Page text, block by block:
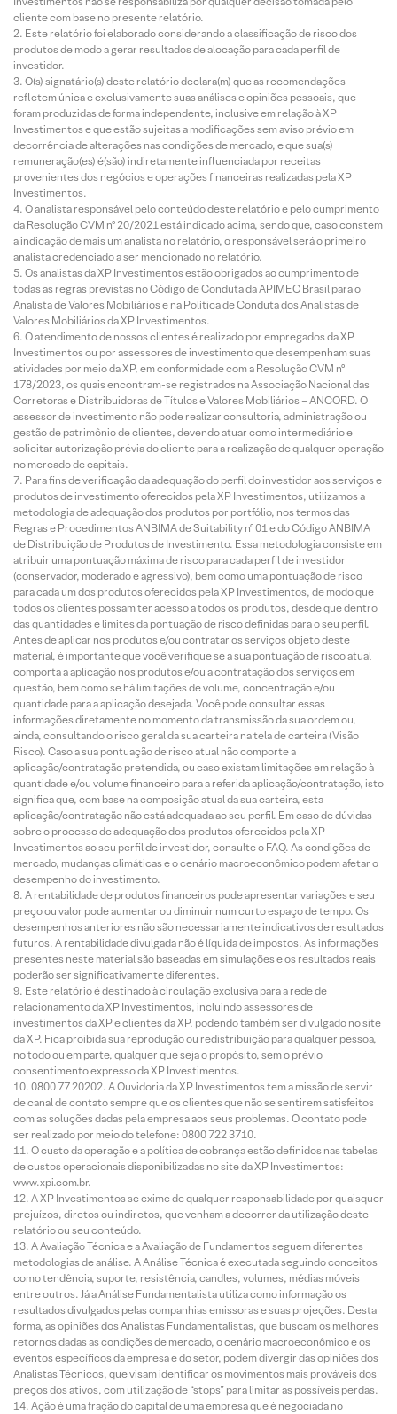
cliente com base no presente relatório.
Este relatório foi elaborado considerando a classificação de risco dos
produtos de modo a gerar resultados de alocação para cada perfil de
investidor.
O(s) signatário(s) deste relatório declara(m) que as recomendações
refletem única e exclusivamente suas análises e opiniões pessoais, que
foram produzidas de forma independente, inclusive em relação à XP
Investimentos e que estão sujeitas a modificações sem aviso prévio em
decorrência de alterações nas condições de mercado, e que sua(s)
remuneração(es) é(são) indiretamente influenciada por receitas
provenientes dos negócios e operações financeiras realizadas pela XP
Investimentos.
O analista responsável pelo conteúdo deste relatório e pelo cumprimento
da Resolução CVM nº 20/2021 está indicado acima, sendo que, caso constem
a indicação de mais um analista no relatório, o responsável será o primeiro
analista credenciado a ser mencionado no relatório.
Os analistas da XP Investimentos estão obrigados ao cumprimento de
todas as regras previstas no Código de Conduta da APIMEC Brasil para o
Analista de Valores Mobiliários e na Política de Conduta dos Analistas de
Valores Mobiliários da XP Investimentos.
O atendimento de nossos clientes é realizado por empregados da XP
Investimentos ou por assessores de investimento que desempenham suas
atividades por meio da XP, em conformidade com a Resolução CVM nº
178/2023, os quais encontram-se registrados na Associação Nacional das
Corretoras e Distribuidoras de Títulos e Valores Mobiliários – ANCORD. O
assessor de investimento não pode realizar consultoria, administração ou
gestão de patrimônio de clientes, devendo atuar como intermediário e
solicitar autorização prévia do cliente para a realização de qualquer operação
no mercado de capitais.
Para fins de verificação da adequação do perfil do investidor aos serviços e
produtos de investimento oferecidos pela XP Investimentos, utilizamos a
metodologia de adequação dos produtos por portfólio, nos termos das
Regras e Procedimentos ANBIMA de Suitability nº 01 e do Código ANBIMA
de Distribuição de Produtos de Investimento. Essa metodologia consiste em
atribuir uma pontuação máxima de risco para cada perfil de investidor
(conservador, moderado e agressivo), bem como uma pontuação de risco
para cada um dos produtos oferecidos pela XP Investimentos, de modo que
todos os clientes possam ter acesso a todos os produtos, desde que dentro
das quantidades e limites da pontuação de risco definidas para o seu perfil.
Antes de aplicar nos produtos e/ou contratar os serviços objeto deste
material, é importante que você verifique se a sua pontuação de risco atual
comporta a aplicação nos produtos e/ou a contratação dos serviços em
questão, bem como se há limitações de volume, concentração e/ou
quantidade para a aplicação desejada. Você pode consultar essas
informações diretamente no momento da transmissão da sua ordem ou,
ainda, consultando o risco geral da sua carteira na tela de carteira (Visão
Risco). Caso a sua pontuação de risco atual não comporte a
aplicação/contratação pretendida, ou caso existam limitações em relação à
quantidade e/ou volume financeiro para a referida aplicação/contratação, isto
significa que, com base na composição atual da sua carteira, esta
aplicação/contratação não está adequada ao seu perfil. Em caso de dúvidas
sobre o processo de adequação dos produtos oferecidos pela XP
Investimentos ao seu perfil de investidor, consulte o FAQ. As condições de
mercado, mudanças climáticas e o cenário macroeconômico podem afetar o
desempenho do investimento.
A rentabilidade de produtos financeiros pode apresentar variações e seu
preço ou valor pode aumentar ou diminuir num curto espaço de tempo. Os
desempenhos anteriores não são necessariamente indicativos de resultados
futuros. A rentabilidade divulgada não é líquida de impostos. As informações
presentes neste material são baseadas em simulações e os resultados reais
poderão ser significativamente diferentes.
Este relatório é destinado à circulação exclusiva para a rede de
relacionamento da XP Investimentos, incluindo assessores de
investimentos da XP e clientes da XP, podendo também ser divulgado no site
da XP. Fica proibida sua reprodução ou redistribuição para qualquer pessoa,
no todo ou em parte, qualquer que seja o propósito, sem o prévio
consentimento expresso da XP Investimentos.
0800 77 20202. A Ouvidoria da XP Investimentos tem a missão de servir
de canal de contato sempre que os clientes que não se sentirem satisfeitos
com as soluções dadas pela empresa aos seus problemas. O contato pode
ser realizado por meio do telefone: 0800 722 3710.
O custo da operação e a política de cobrança estão definidos nas tabelas
de custos operacionais disponibilizadas no site da XP Investimentos:
www.xpi.com.br.
A XP Investimentos se exime de qualquer responsabilidade por quaisquer
prejuízos, diretos ou indiretos, que venham a decorrer da utilização deste
relatório ou seu conteúdo.
A Avaliação Técnica e a Avaliação de Fundamentos seguem diferentes
metodologias de análise. A Análise Técnica é executada seguindo conceitos
como tendência, suporte, resistência, candles, volumes, médias móveis
entre outros. Já a Análise Fundamentalista utiliza como informação os
resultados divulgados pelas companhias emissoras e suas projeções. Desta
forma, as opiniões dos Analistas Fundamentalistas, que buscam os melhores
retornos dadas as condições de mercado, o cenário macroeconômico e os
eventos específicos da empresa e do setor, podem divergir das opiniões dos
Analistas Técnicos, que visam identificar os movimentos mais prováveis dos
preços dos ativos, com utilização de “stops” para limitar as possíveis perdas.
Ação é uma fração do capital de uma empresa que é negociada no